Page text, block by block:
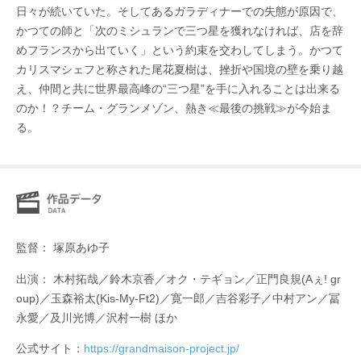
日々が続いていた。そしてあるガラディナーでの失態が原因で、
かつての師と「次のミシュランで三つ星を獲れなければ、店を辞
めフランスから出ていく」という約束を交わしてしまう。かつて
カリスマシェフと称された尾花夏樹は、挫折や国境の壁を乗り越
え、仲間と共に世界最高峰の“三つ星”を手に入れることは出来る
のか！？チーム・グランメゾン、熱き≪最後の挑戦≫が今始ま
る。
監督： 塚原あゆ子
出演： 木村拓哉／鈴木京香／オク・テギョン／正門良規(Aぇ! gr
oup)／玉森裕太(Kis-My-Ft2)／寛一郎／吉谷彩子／中村アン／冨
永愛／及川光博／沢村一樹 ほか
公式サイト： https://grandmaison-project.jp/